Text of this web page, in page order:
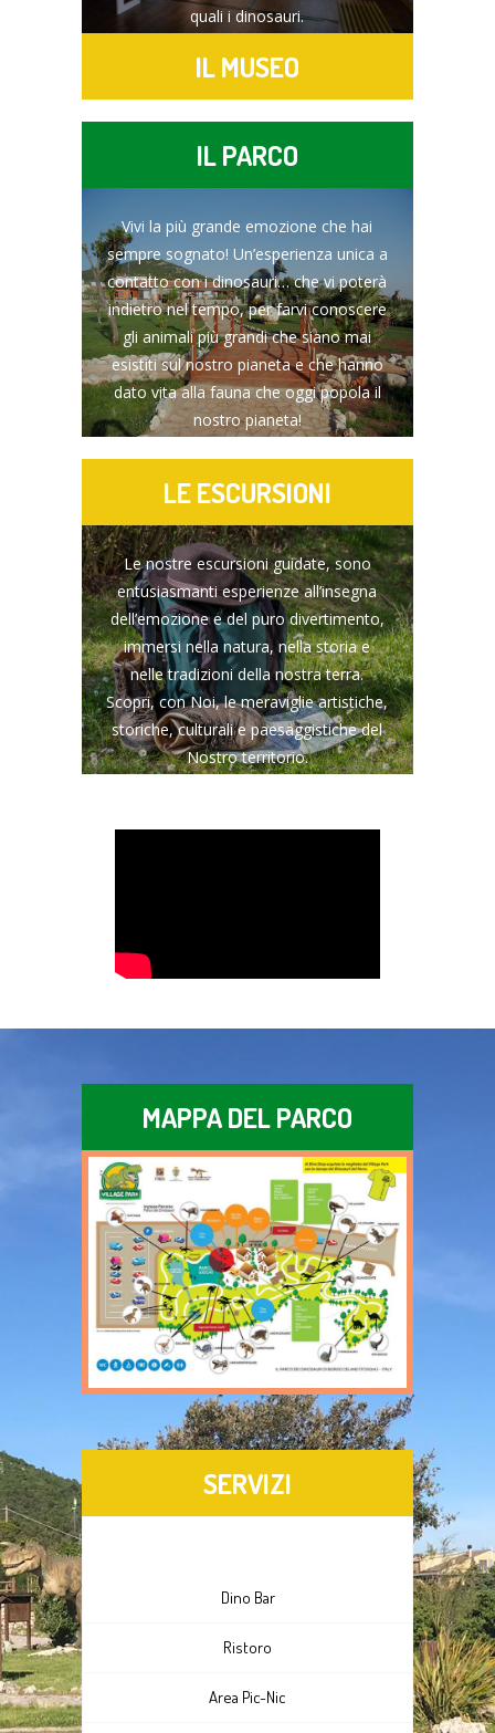
quali i dinosauri.
IL MUSEO
IL PARCO
Vivi la più grande emozione che hai
sempre sognato! Un’esperienza unica a
contatto con i dinosauri… che vi poterà
indietro nel tempo, per farvi conoscere
gli animali più grandi che siano mai
esistiti sul nostro pianeta e che hanno
dato vita alla fauna che oggi popola il
nostro pianeta!
LE ESCURSIONI
Le nostre escursioni guidate, sono
entusiasmanti esperienze all’insegna
dell’emozione e del puro divertimento,
immersi nella natura, nella storia e
nelle tradizioni della nostra terra.
Scopri, con Noi, le meraviglie artistiche,
storiche, culturali e paesaggistiche del
Nostro territorio.
MAPPA DEL PARCO
SERVIZI
Dino Bar
Ristoro
Area Pic-Nic